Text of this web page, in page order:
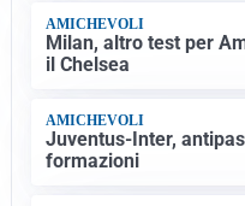
AMICHEVOLI
Milan, altro test per
il Chelsea
AMICHEVOLI
Juventus-Inter,
formazioni